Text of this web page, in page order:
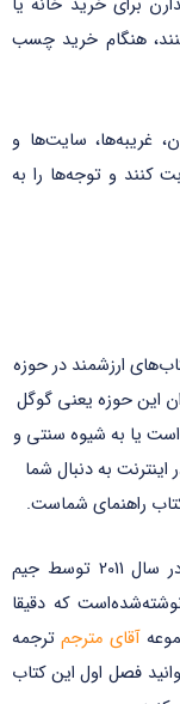
هنگام خرید چسب
غریبه‌ها، سایت‌ها و
و توجه‌ها را به
ارزشمند در حوزه
این حوزه یعنی گوگل
یا به شیوه سنتی و
به دنبال شما
راهنمای شماست.
کتاب «سرنوشت خرید: پیروزی در لحظه صفر» در سال 2011 توسط جیم
که دقیقا
آقای مترجمترجمه
فصل اول این کتاب